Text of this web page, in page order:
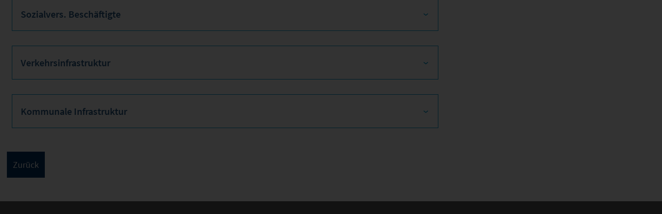
Sozialvers. Beschäftigte
Verkehrsinfrastruktur
Kommunale Infrastruktur